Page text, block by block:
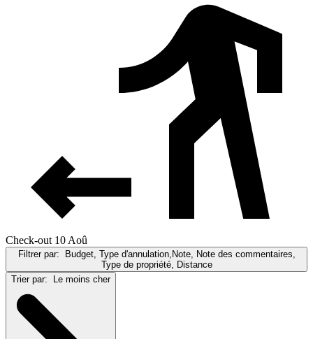
Check-out 10 Aoû
Filtrer par:
Budget, Type d'annulation,Note, Note des commentaires,
Type de propriété, Distance
Trier par:
Le moins cher